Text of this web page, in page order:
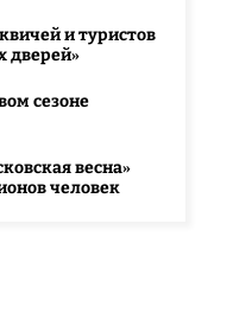
и туристов
дверей»
сезоне
весна»
человек